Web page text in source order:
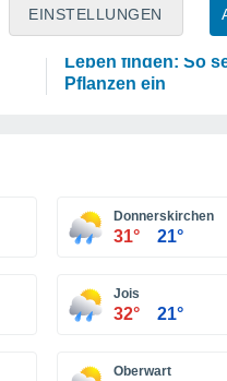
EINSTELLUNGEN
PFLANZEN
Eierschalen
Leben finden: So
Pflanzen ein
Donnerskirchen
31° 21°
Jois
32° 21°
Oberwart